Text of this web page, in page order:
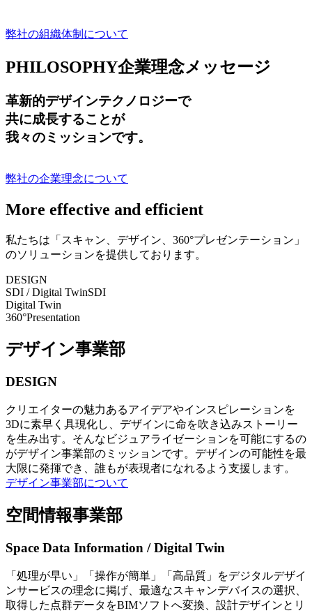
弊社の組織体制について
PHILOSOPHY企業理念メッセージ
革新的デザインテクノロジーで
共に成長することが
我々のミッションです。
弊社の企業理念について
More effective and efficient
私たちは「スキャン、デザイン、360°プレゼンテーション」
のソリューションを提供しております。
DESIGN
SDI / Digital TwinSDI
Digital Twin
360°Presentation
デザイン事業部
DESIGN
クリエイターの魅力あるアイデアやインスピレーションを
3Dに素早く具現化し、デザインに命を吹き込みストーリー
を生み出す。そんなビジュアライゼーションを可能にするの
がデザイン事業部のミッションです。デザインの可能性を最
大限に発揮でき、誰もが表現者になれるよう支援します。
デザイン事業部について
空間情報事業部
Space Data Information / Digital Twin
「処理が早い」「操作が簡単」「高品質」をデジタルデザイ
ンサービスの理念に掲げ、最適なスキャンデバイスの選択、
取得した点群データをBIMソフトへ変換、設計デザインとリ